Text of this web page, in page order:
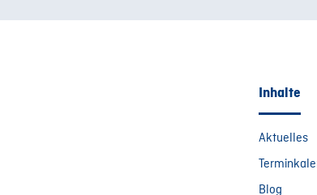
Inhalte
Aktuelles
Blog